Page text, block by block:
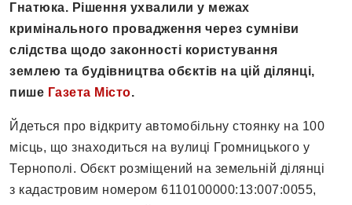
Гнатюка. Рішення ухвалили у межах
кримінального провадження через сумніви
слідства щодо законності користування
землею та будівництва обєктів на цій ділянці,
пише Газета Місто.
Йдеться про відкриту автомобільну стоянку на 100
місць, що знаходиться на вулиці Громницького у
Тернополі. Обєкт розміщений на земельній ділянці
з кадастровим номером 6110100000:13:007:0055,